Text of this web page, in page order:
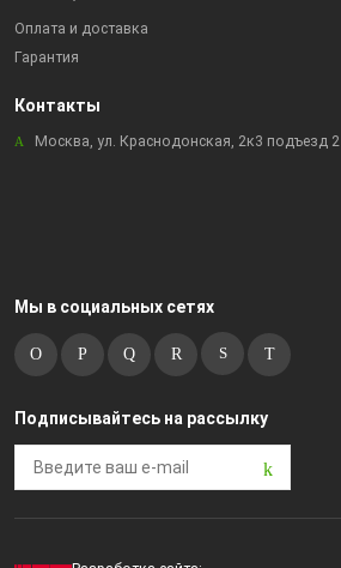
Оплата и доставка
Гарантия
Контакты
Москва, ул. Краснодонская, 2к3 подъезд 2
Мы в социальных сетях
Подписывайтесь на рассылку